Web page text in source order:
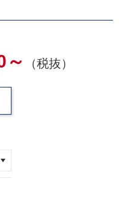
～ （税抜）